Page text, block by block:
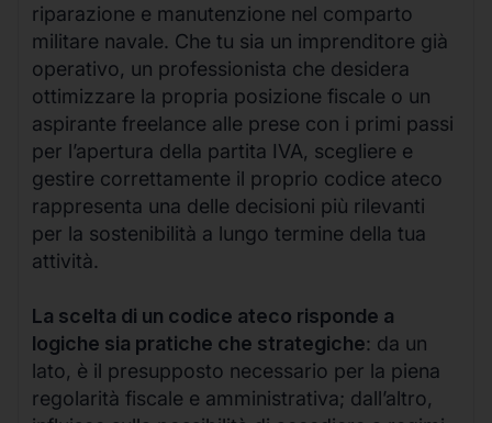
riparazione e manutenzione nel comparto
militare navale. Che tu sia un imprenditore già
operativo, un professionista che desidera
ottimizzare la propria posizione fiscale o un
aspirante freelance alle prese con i primi passi
per l’apertura della partita IVA, scegliere e
gestire correttamente il proprio codice ateco
rappresenta una delle decisioni più rilevanti
per la sostenibilità a lungo termine della tua
attività.
La scelta di un codice ateco risponde a
logiche sia pratiche che strategiche: da un
lato, è il presupposto necessario per la piena
regolarità fiscale e amministrativa; dall’altro,